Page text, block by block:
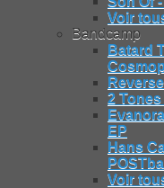
Voir
Bandcamp
Batard
2
EP
Hans
Voir